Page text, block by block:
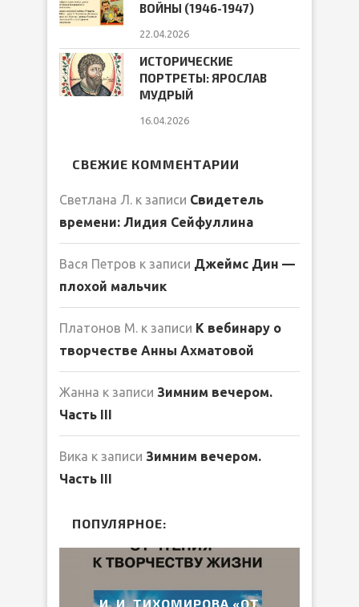
ВОЙНЫ (1946-1947)
22.04.2026
ИСТОРИЧЕСКИЕ
ПОРТРЕТЫ: ЯРОСЛАВ
МУДРЫЙ
16.04.2026
СВЕЖИЕ КОММЕНТАРИИ
Светлана Л. к записи Свидетель
времени: Лидия Сейфуллина
Вася Петров к записи Джеймс Дин —
плохой мальчик
Платонов М. к записи К вебинару о
творчестве Анны Ахматовой
Жанна к записи Зимним вечером.
Часть III
Вика к записи Зимним вечером.
Часть III
ПОПУЛЯРНОЕ:
И. И. ТИХОМИРОВА «ОТ